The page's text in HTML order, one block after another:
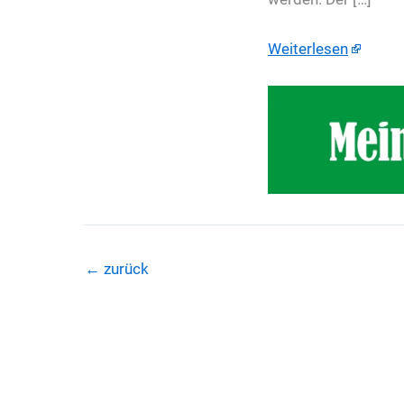
Weiterlesen
← zurück